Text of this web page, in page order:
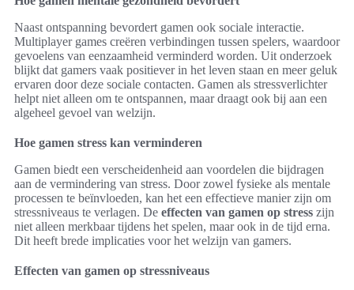
Naast ontspanning bevordert gamen ook sociale interactie.
Multiplayer games creëren verbindingen tussen spelers, waardoor
gevoelens van eenzaamheid verminderd worden. Uit onderzoek
blijkt dat gamers vaak positiever in het leven staan en meer geluk
ervaren door deze sociale contacten. Gamen als stressverlichter
helpt niet alleen om te ontspannen, maar draagt ook bij aan een
algeheel gevoel van welzijn.
Hoe gamen stress kan verminderen
Gamen biedt een verscheidenheid aan voordelen die bijdragen
aan de vermindering van stress. Door zowel fysieke als mentale
processen te beïnvloeden, kan het een effectieve manier zijn om
stressniveaus te verlagen. De effecten van gamen op stress zijn
niet alleen merkbaar tijdens het spelen, maar ook in de tijd erna.
Dit heeft brede implicaties voor het welzijn van gamers.
Effecten van gamen op stressniveaus